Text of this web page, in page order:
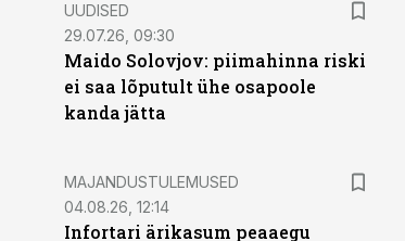
UUDISED
29.07.26, 09:30
Maido Solovjov: piimahinna riski
ei saa lõputult ühe osapoole
kanda jätta
MAJANDUSTULEMUSED
04.08.26, 12:14
Infortari ärikasum peaaegu